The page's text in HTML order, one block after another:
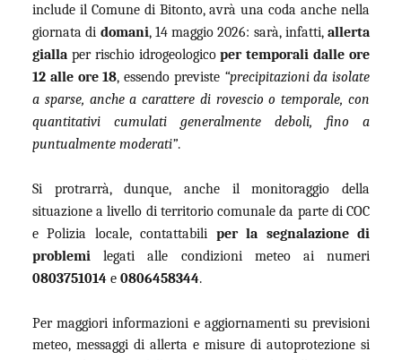
include il Comune di Bitonto, avrà una coda anche nella
giornata di domani, 14 maggio 2026: sarà, infatti, allerta
gialla per rischio idrogeologicoper temporali dalle ore
12 alle ore 18, essendo previste “precipitazioni da isolate
a sparse, anche a carattere di rovescio o temporale, con
quantitativi cumulati generalmente deboli, fino a
puntualmente moderati”.
Si protrarrà, dunque, anche il monitoraggio della
situazione a livello di territorio comunale da parte di COC
e Polizia locale, contattabili per la segnalazione di
problemi legati alle condizioni meteo ai numeri
0803751014 e 0806458344.
Per maggiori informazioni e aggiornamenti su previsioni
meteo, messaggi di allerta e misure di autoprotezione si